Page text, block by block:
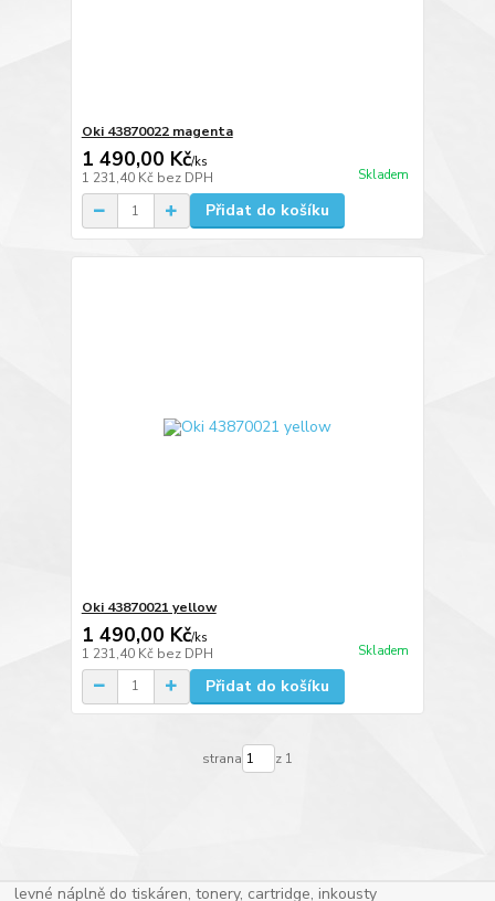
Oki 43870022 magenta
1 490,00 Kč/ks
1 231,40 Kč bez DPH Skladem
Přidat do košíku
Oki 43870021 yellow
1 490,00 Kč/ks
1 231,40 Kč bez DPH Skladem
Přidat do košíku
strana z 1
levné náplně do tiskáren, tonery, cartridge, inkousty